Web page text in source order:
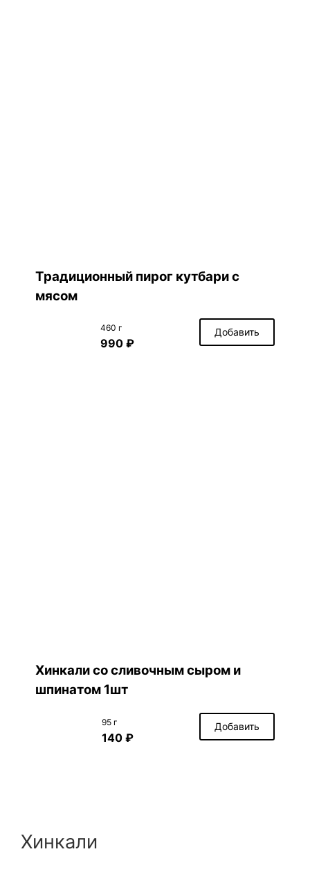
Традиционный пирог кутбари с
мясом
460 г
990 ₽
Добавить
Хинкали со сливочным сыром и
шпинатом 1шт
95 г
140 ₽
Добавить
Хинкали